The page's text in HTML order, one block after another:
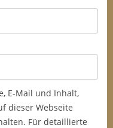
E-Mail und Inhalt,
dieser Webseite
Für detaillierte